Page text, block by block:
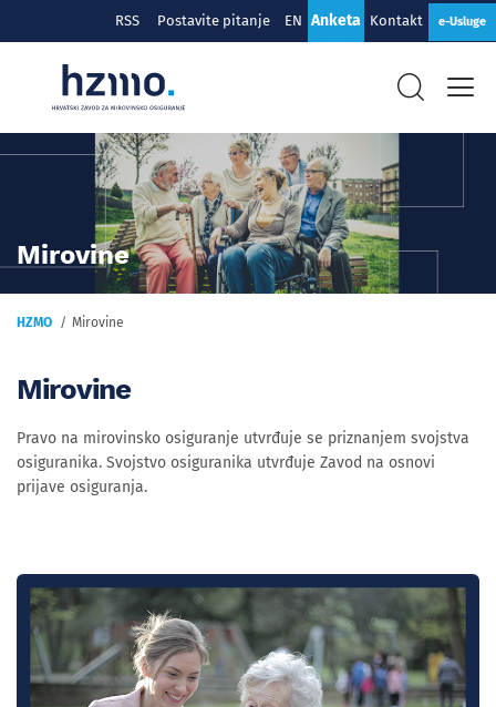
RSS Postavite pitanje EN Anketa Kontakt e-Usluge
Mirovine
HZMO Mirovine
Mirovine
Pravo na mirovinsko osiguranje utvrđuje se priznanjem svojstva
osiguranika. Svojstvo osiguranika utvrđuje Zavod na osnovi
prijave osiguranja.